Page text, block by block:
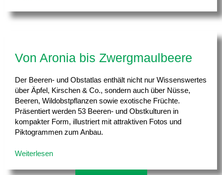
Von Aronia bis Zwergmaulbeere
Der Beeren- und Obstatlas enthält nicht nur Wissenswertes
über Äpfel, Kirschen & Co., sondern auch über Nüsse,
Beeren, Wildobstpflanzen sowie exotische Früchte.
Präsentiert werden 53 Beeren- und Obstkulturen in
kompakter Form, illustriert mit attraktiven Fotos und
Piktogrammen zum Anbau.
Weiterlesen